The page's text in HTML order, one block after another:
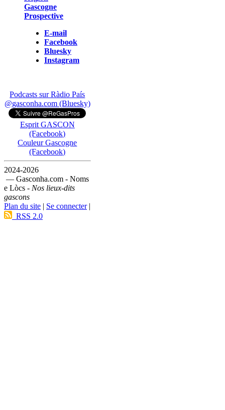
Gascogne
Prospective
E-mail
Facebook
Bluesky
Instagram
Podcasts sur Ràdio País
@gasconha.com (Bluesky)
Esprit GASCON
(Facebook)
Couleur Gascogne
(Facebook)
2024-2026
— Gasconha.com - Noms
e Lòcs - Nos lieux-dits
gascons
Plan du site | Se connecter|
RSS 2.0